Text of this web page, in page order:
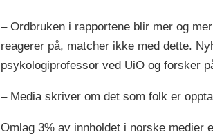
– Ordbruken i rapportene blir mer og
reagerer på, matcher ikke med dette.
psykologiprofessor ved UiO og forsker
– Media skriver om det som folk er
­Omlag 3% av innholdet i norske medier